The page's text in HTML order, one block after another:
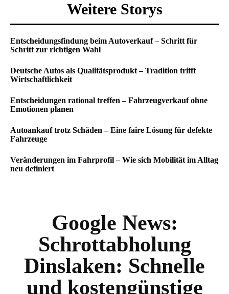
Weitere Storys
Entscheidungsfindung beim Autoverkauf – Schritt für
Schritt zur richtigen Wahl
Deutsche Autos als Qualitätsprodukt – Tradition trifft
Wirtschaftlichkeit
Entscheidungen rational treffen – Fahrzeugverkauf ohne
Emotionen planen
Autoankauf trotz Schäden – Eine faire Lösung für defekte
Fahrzeuge
Veränderungen im Fahrprofil – Wie sich Mobilität im Alltag
neu definiert
Google News:
Schrottabholung
Dinslaken: Schnelle
und kostengünstige